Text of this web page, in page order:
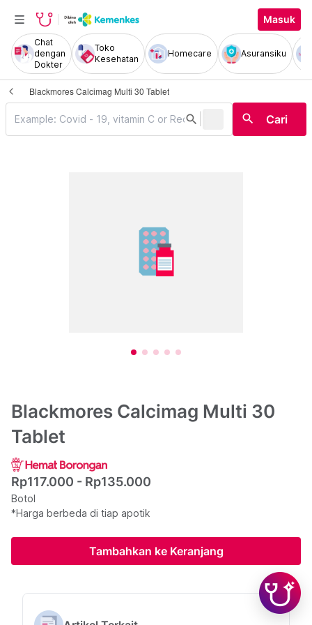
Masuk
Chat
dengan
Dokter
Toko
Kesehatan
Homecare Asuransiku
Blackmores Calcimag Multi 30 Tablet
search search Cari
Blackmores Calcimag Multi 30
Tablet
Rp117.000 - Rp135.000
Botol
*Harga berbeda di tiap apotik
Tambahkan ke Keranjang